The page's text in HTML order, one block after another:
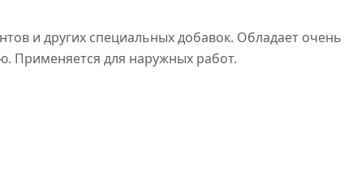
и других специальных добавок. Обладает
Применяется для наружных работ.